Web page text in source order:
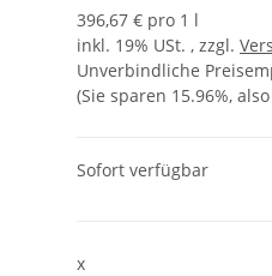
396,67 € pro 1 l
inkl. 19% USt. , zzgl.
Unverbindliche
(Sie sparen 15.96%, also
Sofort verfügbar
x